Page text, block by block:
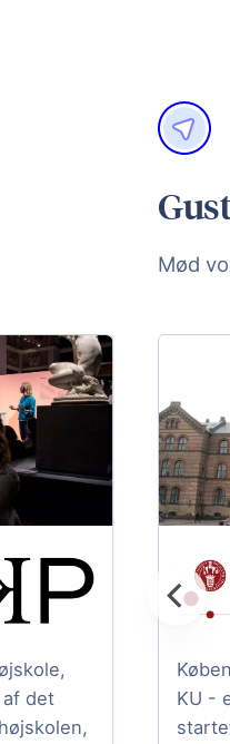
Mød
det
KU -